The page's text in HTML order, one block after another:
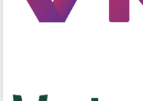
Đắk Lắk ký kết thỏa thuận hợp tác về
chuyển đổi số giai đoạn 2026 – 2030